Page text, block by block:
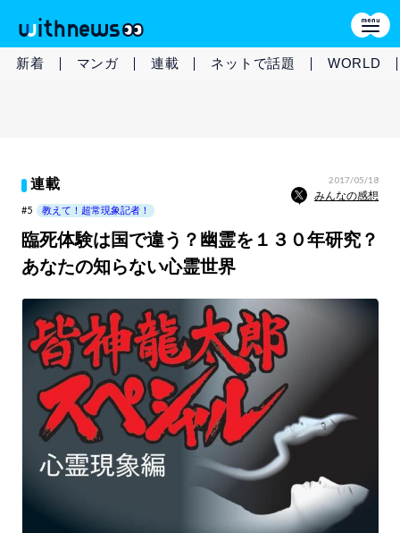
新着 マンガ 連載 ネットで話題 WORLD
連載 2017/05/18
みんなの感想
#5 教えて！超常現象記者！
臨死体験は国で違う？幽霊を１３０年研究？
あなたの知らない心霊世界